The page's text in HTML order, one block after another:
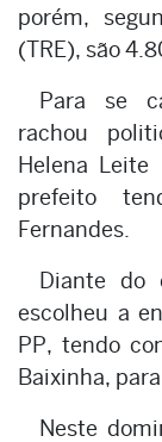
porém,
(TRE), são
Para se
rachou
Helena Leite
prefeito
Fernandes.
Diante do
escolheu a
PP, tendo
Baixinha,
Neste